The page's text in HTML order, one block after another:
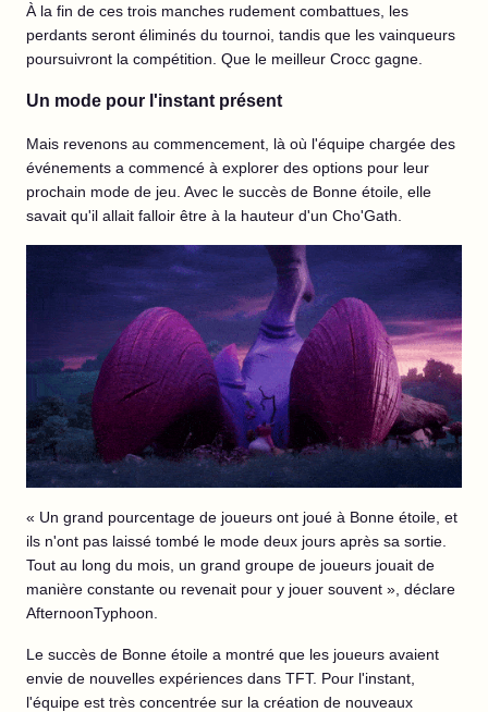
À la fin de ces trois manches rudement combattues, les
perdants seront éliminés du tournoi, tandis que les vainqueurs
poursuivront la compétition. Que le meilleur Crocc gagne.
Un mode pour l'instant présent
Mais revenons au commencement, là où l'équipe chargée des
événements a commencé à explorer des options pour leur
prochain mode de jeu. Avec le succès de Bonne étoile, elle
savait qu'il allait falloir être à la hauteur d'un Cho'Gath.
« Un grand pourcentage de joueurs ont joué à Bonne étoile, et
ils n'ont pas laissé tombé le mode deux jours après sa sortie.
Tout au long du mois, un grand groupe de joueurs jouait de
manière constante ou revenait pour y jouer souvent », déclare
AfternoonTyphoon.
Le succès de Bonne étoile a montré que les joueurs avaient
envie de nouvelles expériences dans TFT. Pour l'instant,
l'équipe est très concentrée sur la création de nouveaux